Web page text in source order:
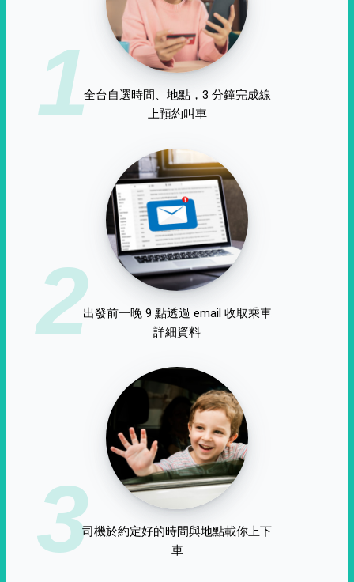
1全台自選時間、地點，3 分鐘完成線
上預約叫車
2出發前一晚 9 點透過 email 收取乘車
詳細資料
3司機於約定好的時間與地點載你上下
車